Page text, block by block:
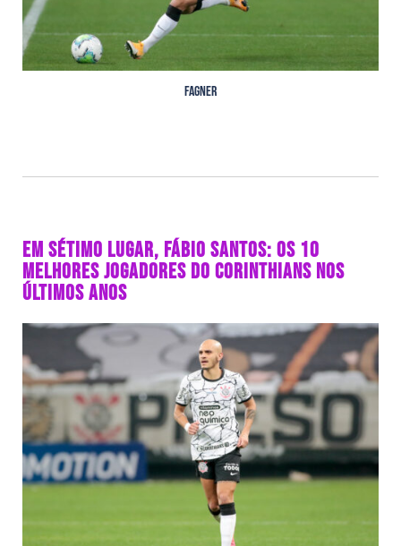
Fagner
EM SÉTIMO LUGAR, FÁBIO SANTOS: OS 10
MELHORES JOGADORES DO CORINTHIANS NOS
ÚLTIMOS ANOS